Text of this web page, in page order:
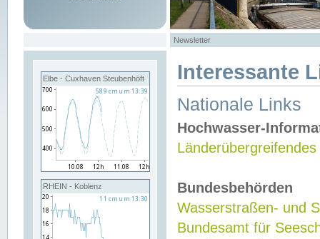
Newsletter
Elbe - Cuxhaven Steubenhöft
RHEIN - Koblenz
Interessante
Nationale Links
Hochwasser-
Bundesbehörden
Wasserstraßen- und
Bundesamt für